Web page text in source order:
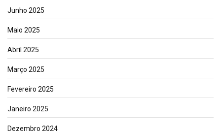
Junho 2025
Maio 2025
Abril 2025
Março 2025
Fevereiro 2025
Janeiro 2025
Dezembro 2024